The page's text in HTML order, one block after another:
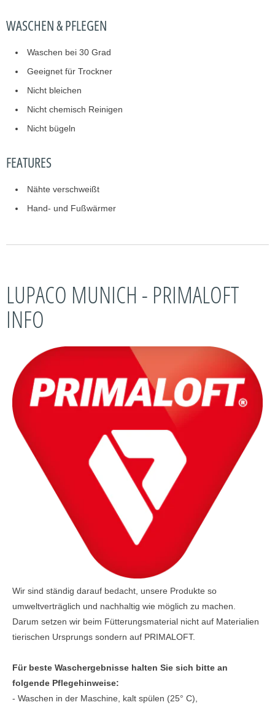
WASCHEN & PFLEGEN
Waschen bei 30 Grad
Geeignet für Trockner
Nicht bleichen
Nicht chemisch Reinigen
Nicht bügeln
FEATURES
Nähte verschweißt
Hand- und Fußwärmer
LUPACO MUNICH - PRIMALOFT
INFO
Wir sind ständig darauf bedacht, unsere Produkte so
umweltverträglich und nachhaltig wie möglich zu machen.
Darum setzen wir beim Fütterungsmaterial nicht auf Materialien
tierischen Ursprungs sondern auf PRIMALOFT.
Für beste Waschergebnisse halten Sie sich bitte an
folgende Pflegehinweise:
- Waschen in der Maschine, kalt spülen (25° C),